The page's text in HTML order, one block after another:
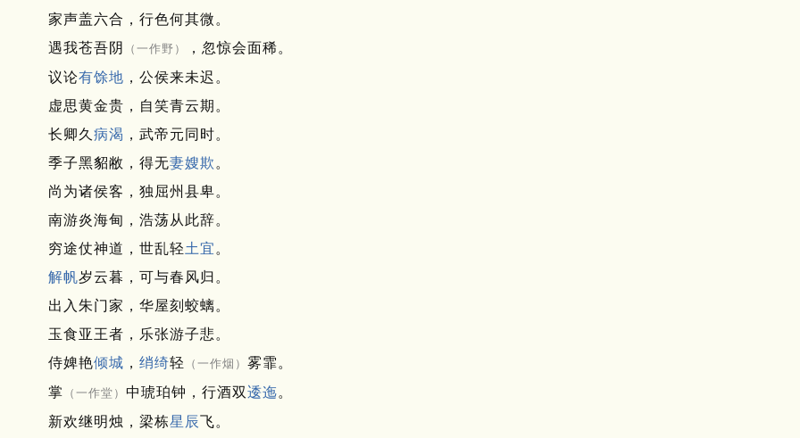
家声盖六合，行色何其微。
遇我苍吾阴
（一作野）
，忽惊会面稀。
议论有馀地 ，公侯来未迟。
虚思黄金贵，自笑青云期。
长卿久 病渴 ，武帝元同时。
季子黑貂敝，得无妻嫂欺 。
尚为诸侯客，独屈州县卑。
南游炎海甸，浩荡从此辞。
穷途仗神道，世乱轻土宜 。
解帆岁云暮，可与春风归。
出入朱门家，华屋刻蛟螭。
玉食亚王者，乐张游子悲。
侍婢艳倾城 ， 绡绮轻 （一作烟） 雾霏。
掌 （一作堂） 中琥珀钟，行酒双逶迤。
新欢继明烛，梁栋星辰飞。